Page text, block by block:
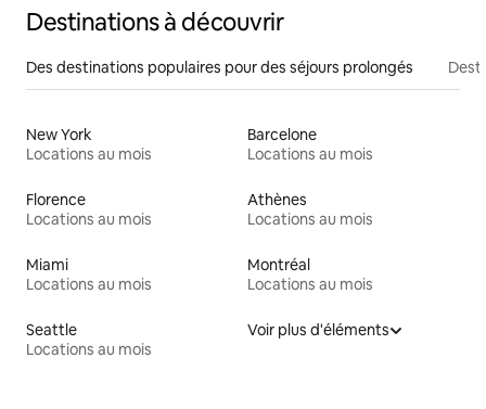
Destinations à découvrir
Des destinations populaires pour des séjours prolongés
New York
Locations au mois
Barcelone
Locations au mois
Florence
Locations au mois
Athènes
Locations au mois
Miami
Locations au mois
Montréal
Locations au mois
Seattle
Locations au mois
Voir plus d'éléments